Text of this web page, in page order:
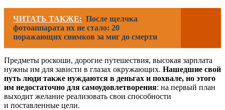
ЧИТАТЬ ТАКЖЕ: После щелчка
фотоаппарата их не стало: 20
поражающих снимков за миг до смерти
Предметы роскоши, дорогие путешествия, высокая зарплата
нужны им для зависти в глазах окружающих. Нашедшие свой
путь люди также нуждаются в деньгах и похвале, но этого
им недостаточно для самоудовлетворения: на первый план
выходит желание реализовать свои способности
и поставленные цели.